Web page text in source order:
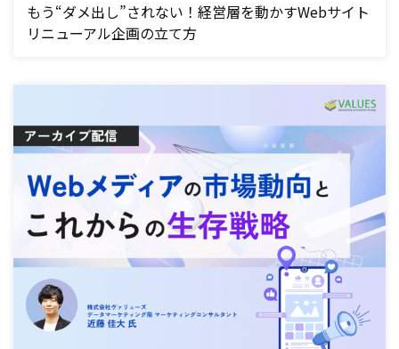
もう“ダメ出し”されない！経営層を動かすWebサイト
リニューアル企画の立て方